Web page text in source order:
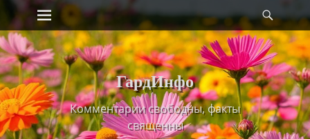
Skip
content
Primary Menu
ГардИнфо
Комментарии свободны, факты
священны